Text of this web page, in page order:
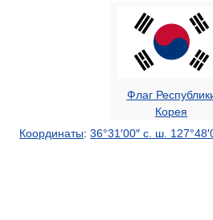
Флаг
Корея
Координаты: 36°31′00″ с. ш.